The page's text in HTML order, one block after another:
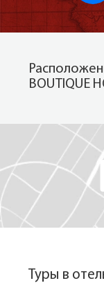
BOUTIQUE
Туры в